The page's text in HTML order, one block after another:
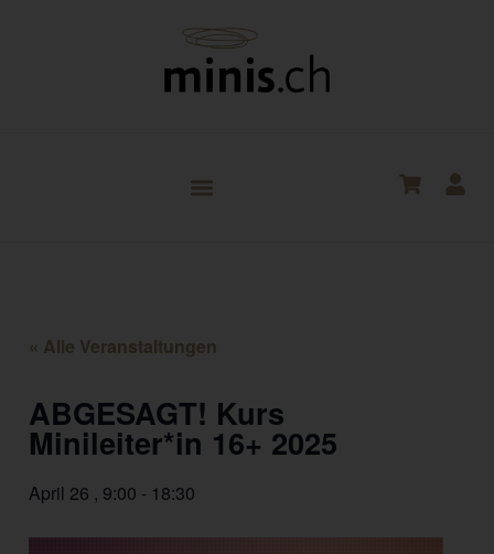
« Alle Veranstaltungen
ABGESAGT! Kurs
Minileiter*in 16+ 2025
April 26 , 9:00 - 18:30